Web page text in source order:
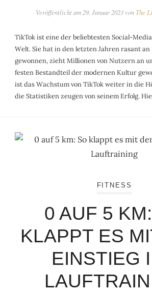
Veröffentlicht am 29. Januar 2023 von The
TikTok ist eine der beliebtesten Social-
Welt. Sie hat in den letzten Jahren rasant
gewonnen, zieht Millionen von Nutzern an
festen Bestandteil der modernen Kultur
ist das Wachstum von TikTok weiter in die
die Statistiken zeugen von seinem Erfolg.
FITNESS
0 AUF 5
KLAPPT ES
EINSTIEG